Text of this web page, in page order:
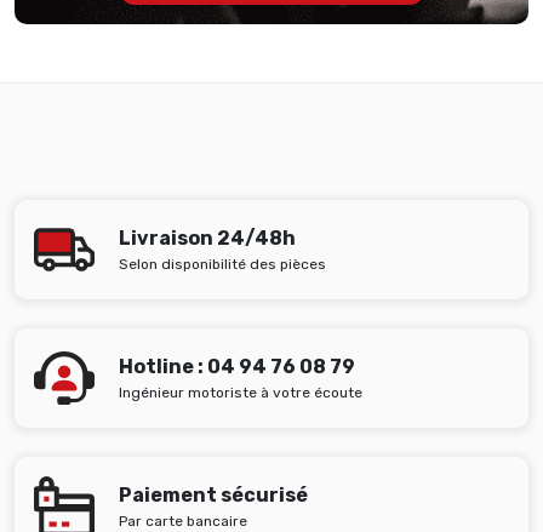
Livraison 24/48h
Selon disponibilité des pièces
Hotline : 04 94 76 08 79
Ingénieur motoriste à votre écoute
Paiement sécurisé
Par carte bancaire